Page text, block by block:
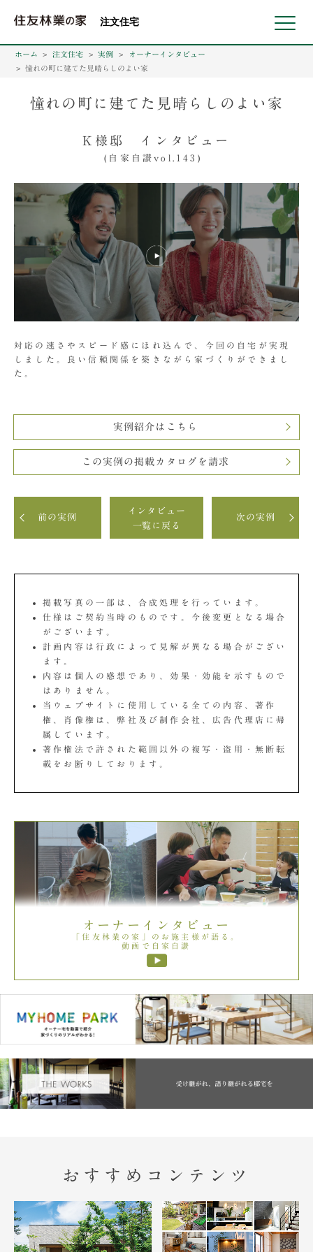
注文住宅
ホーム 注文住宅 実例
オーナーインタビュー
憧れの町に建てた見晴らしのよい家
憧れの町に建てた見晴らしのよい家
K様邸 インタビュー
(自家自讃vol.143)
対応の速さやスピード感にほれ込んで、今回の自宅が実現
しました。良い信頼関係を築きながら家づくりができまし
た。
実例紹介はこちら
この実例の掲載カタログを請求
前の実例
インタビュー
一覧に戻る
次の実例
掲載写真の一部は、合成処理を行っています。
仕様はご契約当時のものです。今後変更となる場合
がございます。
計画内容は行政によって見解が異なる場合がござい
ます。
内容は個人の感想であり、効果・効能を示すもので
はありません。
当ウェブサイトに使用している全ての内容、著作
権、肖像権は、弊社及び制作会社、広告代理店に帰
属しています。
著作権法で許された範囲以外の複写・盗用・無断転
載をお断りしております。
オーナーインタビュー
「住友林業の家」のお施主様が語る。
動画で自家自讃
おすすめコンテンツ